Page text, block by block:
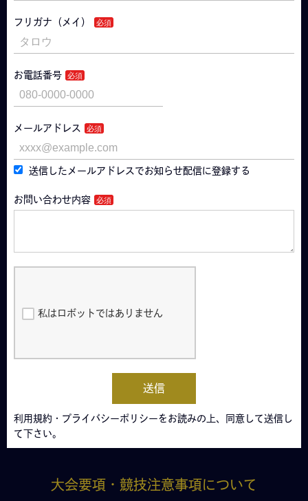
フリガナ（メイ）
お電話番号
メールアドレス
送信したメールアドレスでお知らせ配信に登録する
お問い合わせ内容
私はロボットではありません
送信
利用規約・プライバシーポリシーをお読みの上、同意して送信し
て下さい。
大会要項・競技注意事項について